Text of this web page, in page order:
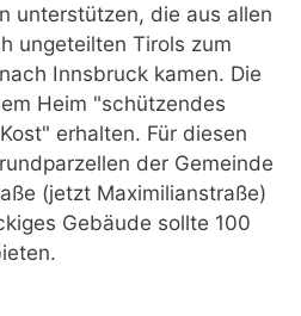
unterstützen, die aus allen
ungeteilten Tirols zum
Innsbruck kamen. Die
Heim "schützendes
erhalten. Für diesen
der Gemeinde
(jetzt Maximilianstraße)
Gebäude sollte 100